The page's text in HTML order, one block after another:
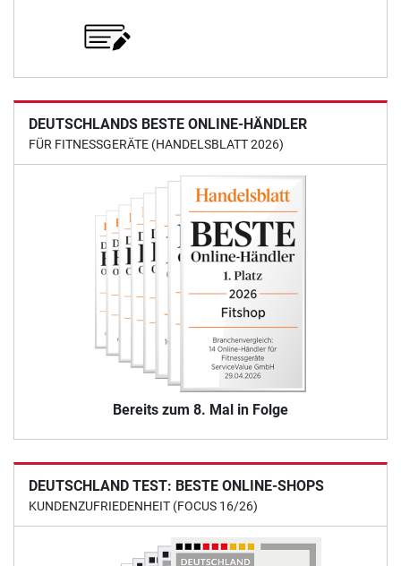
DEUTSCHLANDS BESTE ONLINE-HÄNDLER
FÜR FITNESSGERÄTE (HANDELSBLATT 2026)
Bereits zum 8. Mal in Folge
DEUTSCHLAND TEST: BESTE ONLINE-SHOPS
KUNDENZUFRIEDENHEIT (FOCUS 16/26)